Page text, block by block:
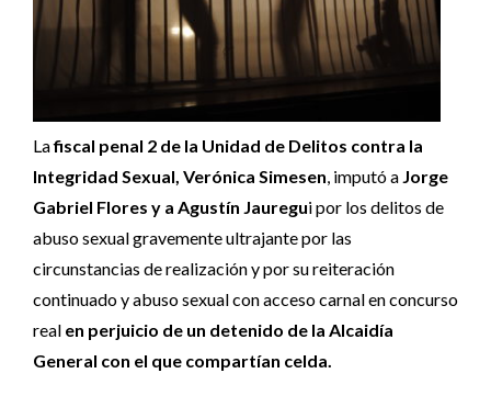
Lafiscal penal 2 de la Unidad de Delitos contra la
Integridad Sexual, Verónica Simesen, imputó a Jorge
Gabriel Flores y a Agustín Jauregui por los delitos de
abuso sexual gravemente ultrajante por las
circunstancias de realización y por su reiteración
continuado y abuso sexual con acceso carnal en concurso
real en perjuicio de un detenido de la Alcaidía
General con el que compartían celda.